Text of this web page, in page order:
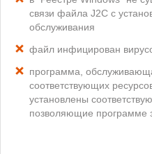
связи файла J2C с
обслуживания
файл инфицирован
программа,
соответствующих
установлены
позволяющие программе